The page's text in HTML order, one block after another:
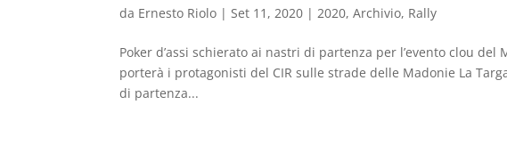
da Ernesto Riolo |Set 11, 2020 |2020,Archivio, Rally
Poker d’assi schierato ai nastri di partenza per l’evento clou
porterà i protagonisti del CIR sulle strade delle Madonie La
di partenza...